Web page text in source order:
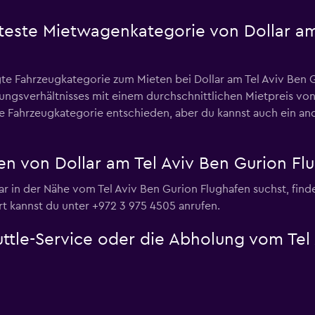
Mietwagenkategorie von Dollar
Fahrzeugkategorie zum Mieten bei Dollar am Tel Aviv Ben
mit einem durchschnittlichen Mietpreis
entschieden, aber du kannst auch ein
von Dollar am Tel Aviv Ben Gurion
in der Nähe vom Tel Aviv Ben Gurion Flughafen suchst,
kannst du unter +972 3 975 4505 anrufen.
Service oder die Abholung vom Tel